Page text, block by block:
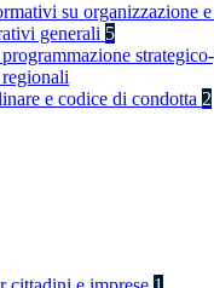
su organizzazione
generali 5
e codice di condotta 2